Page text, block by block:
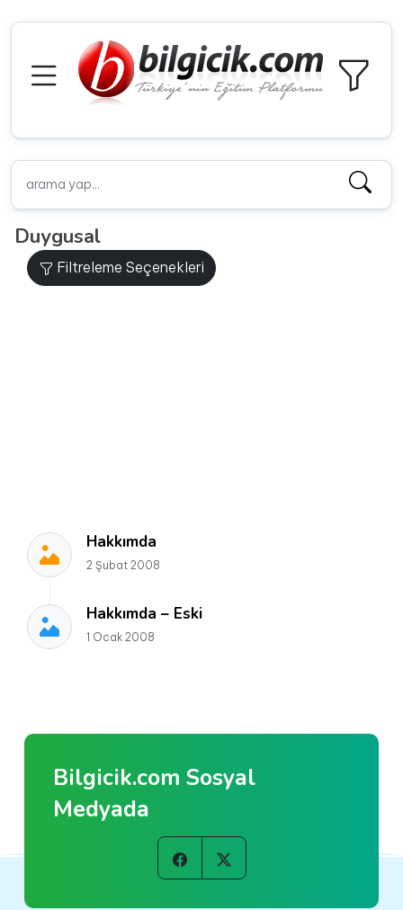
Duygusal
Filtreleme Seçenekleri
Hakkımda
2 Şubat 2008
Hakkımda – Eski
1 Ocak 2008
Bilgicik.com Sosyal
Medyada